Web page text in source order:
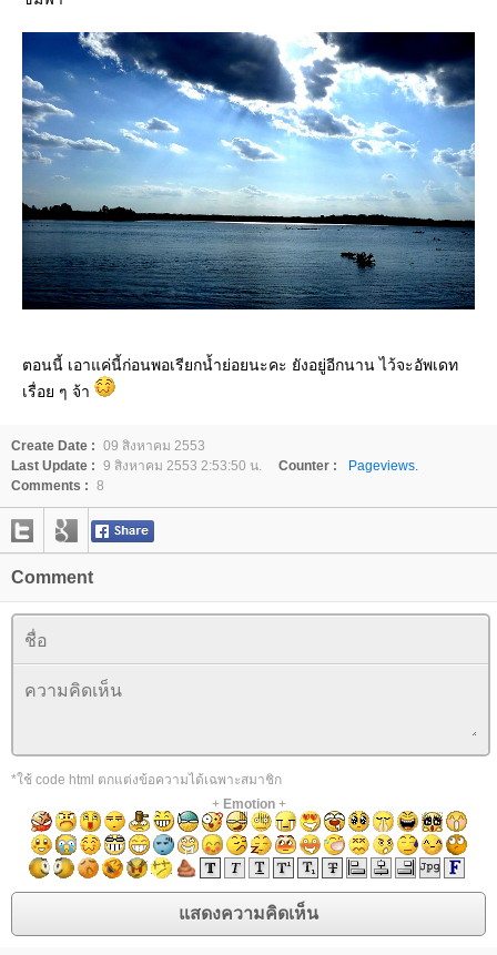
ตอนนี้ เอาแค่นี้ก่อนพอเรียกน้ำย่อยนะคะ ยังอยู่อีกนาน ไว้จะอัพเดท
เรื่อย ๆ จ้า
Create Date : 09 สิงหาคม 2553
Last Update : 9 สิงหาคม 2553 2:53:50 น. Counter :
Pageviews.
Comments : 8
Comment
*ใช้ code html ตกแต่งข้อความได้เฉพาะสมาชิก
+ Emotion+